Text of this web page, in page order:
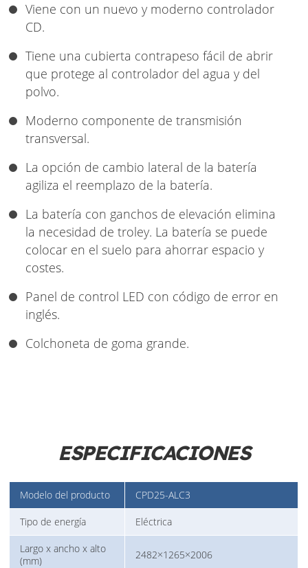
Viene con un nuevo y moderno controlador
CD.
Tiene una cubierta contrapeso fácil de abrir
que protege al controlador del agua y del
polvo.
Moderno componente de transmisión
transversal.
La opción de cambio lateral de la batería
agiliza el reemplazo de la batería.
La batería con ganchos de elevación elimina
la necesidad de troley. La batería se puede
colocar en el suelo para ahorrar espacio y
costes.
Panel de control LED con código de error en
inglés.
Colchoneta de goma grande.
ESPECIFICACIONES
Modelo del producto CPD25-ALC3
Tipo de energía Eléctrica
Largo x ancho x alto
(mm)
2482×1265×2006